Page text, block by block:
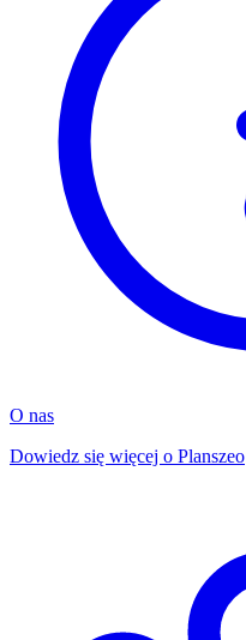
O nas
Dowiedz się więcej o Planszeo